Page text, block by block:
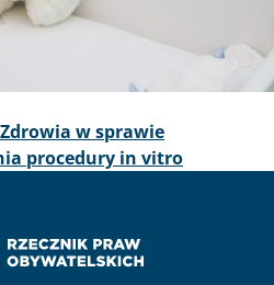
w sprawie
procedury in vitro